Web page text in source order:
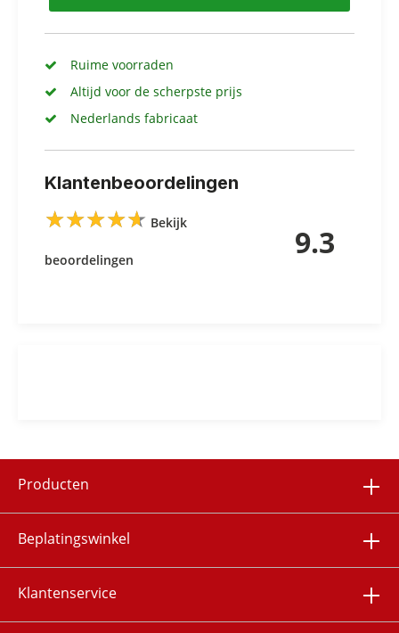
Ruime voorraden
Altijd voor de scherpste prijs
Nederlands fabricaat
Klantenbeoordelingen
★★★★★
★★★★★ Bekijk
beoordelingen 9.3
Producten
Beplatingswinkel
Klantenservice